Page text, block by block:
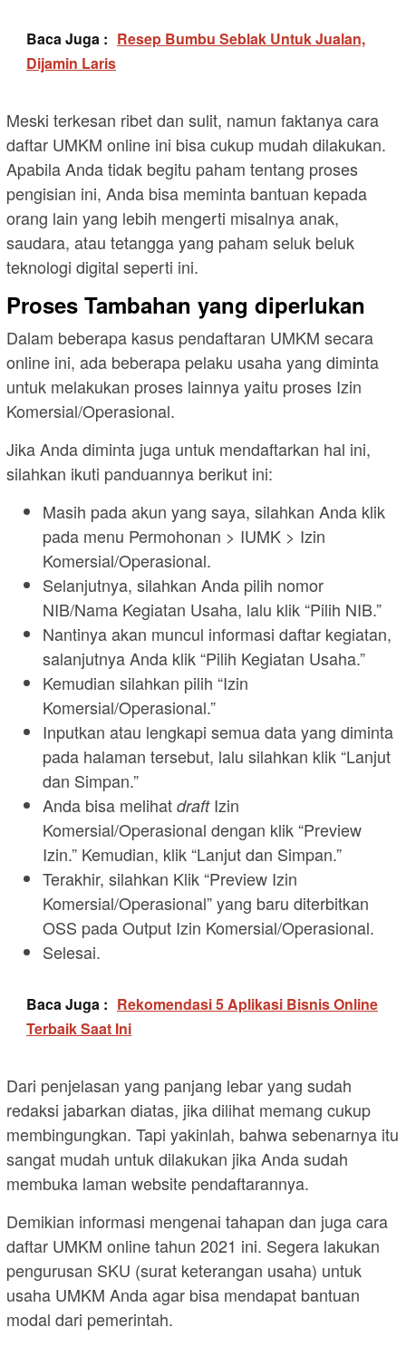
Baca Juga : Resep Bumbu Seblak Untuk Jualan,
Dijamin Laris
Meski terkesan ribet dan sulit, namun faktanya cara
daftar UMKM online ini bisa cukup mudah dilakukan.
Apabila Anda tidak begitu paham tentang proses
pengisian ini, Anda bisa meminta bantuan kepada
orang lain yang lebih mengerti misalnya anak,
saudara, atau tetangga yang paham seluk beluk
teknologi digital seperti ini.
Proses Tambahan yang diperlukan
Dalam beberapa kasus pendaftaran UMKM secara
online ini, ada beberapa pelaku usaha yang diminta
untuk melakukan proses lainnya yaitu proses Izin
Komersial/Operasional.
Jika Anda diminta juga untuk mendaftarkan hal ini,
silahkan ikuti panduannya berikut ini:
Masih pada akun yang saya, silahkan Anda klik
pada menu Permohonan > IUMK > Izin
Komersial/Operasional.
Selanjutnya, silahkan Anda pilih nomor
NIB/Nama Kegiatan Usaha, lalu klik “Pilih NIB.”
Nantinya akan muncul informasi daftar kegiatan,
salanjutnya Anda klik “Pilih Kegiatan Usaha.”
Kemudian silahkan pilih “Izin
Komersial/Operasional.”
Inputkan atau lengkapi semua data yang diminta
pada halaman tersebut, lalu silahkan klik “Lanjut
dan Simpan.”
Anda bisa melihat draft Izin
Komersial/Operasional dengan klik “Preview
Izin.” Kemudian, klik “Lanjut dan Simpan.”
Terakhir, silahkan Klik “Preview Izin
Komersial/Operasional” yang baru diterbitkan
OSS pada Output Izin Komersial/Operasional.
Selesai.
Baca Juga : Rekomendasi 5 Aplikasi Bisnis Online
Terbaik Saat Ini
Dari penjelasan yang panjang lebar yang sudah
redaksi jabarkan diatas, jika dilihat memang cukup
membingungkan. Tapi yakinlah, bahwa sebenarnya itu
sangat mudah untuk dilakukan jika Anda sudah
membuka laman website pendaftarannya.
Demikian informasi mengenai tahapan dan juga cara
daftar UMKM online tahun 2021 ini. Segera lakukan
pengurusan SKU (surat keterangan usaha) untuk
usaha UMKM Anda agar bisa mendapat bantuan
modal dari pemerintah.